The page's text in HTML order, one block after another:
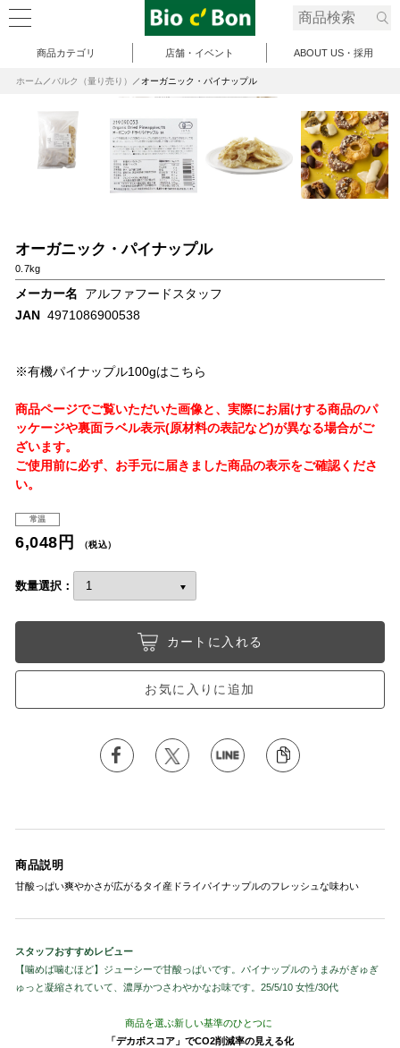
商品カテゴリ 店舗・イベント ABOUT US・採用
ホーム バルク（量り売り） オーガニック・パイナップル
オーガニック・パイナップル
0.7kg
メーカー名
アルファフードスタッフ
JAN 4971086900538
※有機パイナップル100gはこちら
商品ページでご覧いただいた画像と、実際にお届けする商品のパ
ッケージや裏面ラベル表示(原材料の表記など)が異なる場合がご
ざいます。
ご使用前に必ず、お手元に届きました商品の表示をご確認くださ
い。
常温
6,048円 （税込）
数量選択：
カートに入れる
お気に入りに追加
商品説明
甘酸っぱい爽やかさが広がるタイ産ドライパイナップルのフレッシュな味わい
スタッフおすすめレビュー
【噛めば噛むほど】ジューシーで甘酸っぱいです。パイナップルのうまみがぎゅぎ
ゅっと凝縮されていて、濃厚かつさわやかなお味です。25/5/10 女性/30代
商品を選ぶ新しい基準のひとつに
「デカボスコア」でCO2削減率の見える化